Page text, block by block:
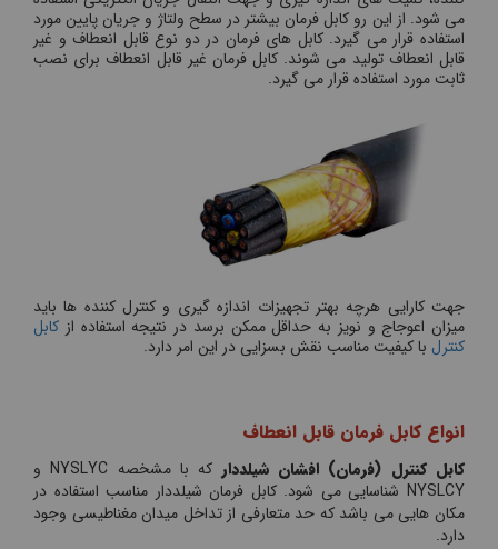
می شود. از این رو کابل فرمان بیشتر در سطح ولتاژ و جریان پایین مورد
استفاده قرار می گیرد. کابل های فرمان در دو نوع قابل انعطاف و غیر
قابل انعطاف تولید می شوند. کابل فرمان غیر قابل انعطاف برای نصب
ثابت مورد استفاده قرار می گیرد.
جهت کارایی هرچه بهتر تجهیزات اندازه گیری و کنترل کننده ها باید
میزان اعوجاج و نویز به حداقل ممکن برسد در نتیجه استفاده از کابل
کنترل با کیفیت مناسب نقش بسزایی در این امر دارد.
انواع کابل فرمان قابل انعطاف
کابل کنترل (فرمان) افشان شیلددار
که با مشخصه NYSLYC و
NYSLCY شناسایی می شود. کابل فرمان شیلددار مناسب استفاده در
مکان هایی می باشد که حد متعارفی از تداخل میدان مغناطیسی وجود
دارد.